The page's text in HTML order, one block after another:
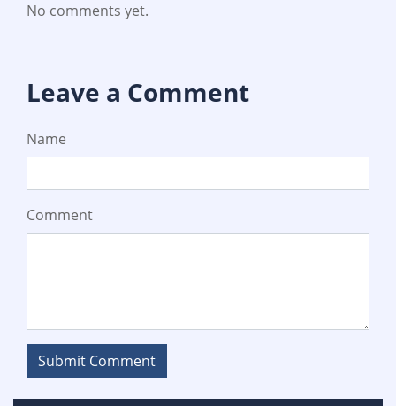
No comments yet.
Leave a Comment
Name
Comment
Submit Comment